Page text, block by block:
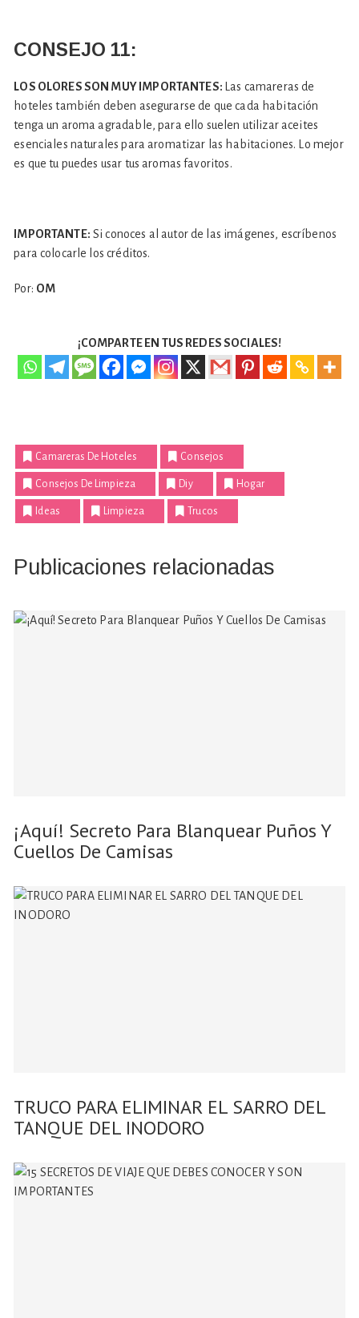
CONSEJO 11:
LOS OLORES SON MUY IMPORTANTES:
Las camareras de
hoteles también deben asegurarse de que cada habitación
tenga un aroma agradable, para ello suelen utilizar aceites
esenciales naturales para aromatizar las habitaciones. Lo mejor
es que tu puedes usar tus aromas favoritos.
IMPORTANTE: Si conoces al autor de las imágenes, escríbenos
para colocarle los créditos.
Por: OM
¡COMPARTE EN TUS REDES SOCIALES!
Camareras De Hoteles Consejos
Consejos De Limpieza Diy Hogar
Ideas Limpieza Trucos
Publicaciones relacionadas
¡Aquí! Secreto Para Blanquear Puños Y
Cuellos De Camisas
TRUCO PARA ELIMINAR EL SARRO DEL
TANQUE DEL INODORO